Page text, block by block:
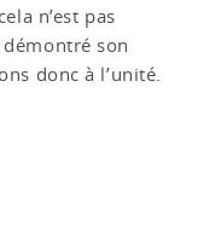
n’est pas
son
donc à l’unité.